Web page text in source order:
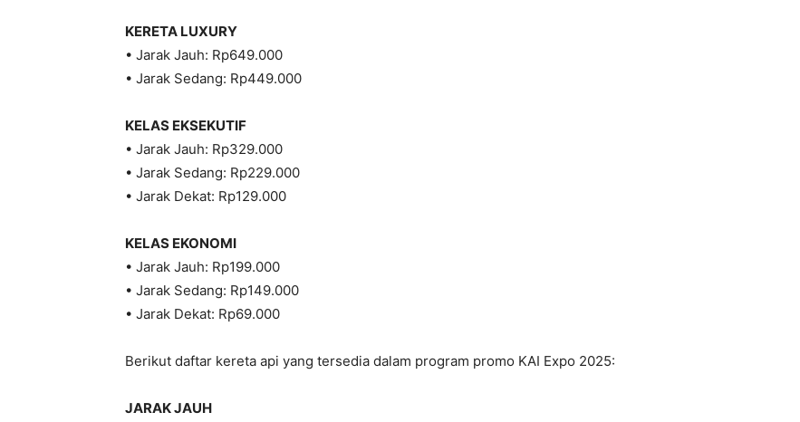
KERETA LUXURY
• Jarak Jauh: Rp649.000
• Jarak Sedang: Rp449.000
KELAS EKSEKUTIF
• Jarak Jauh: Rp329.000
• Jarak Sedang: Rp229.000
• Jarak Dekat: Rp129.000
KELAS EKONOMI
• Jarak Jauh: Rp199.000
• Jarak Sedang: Rp149.000
• Jarak Dekat: Rp69.000
Berikut daftar kereta api yang tersedia dalam program promo KAI Expo 2025:
JARAK JAUH